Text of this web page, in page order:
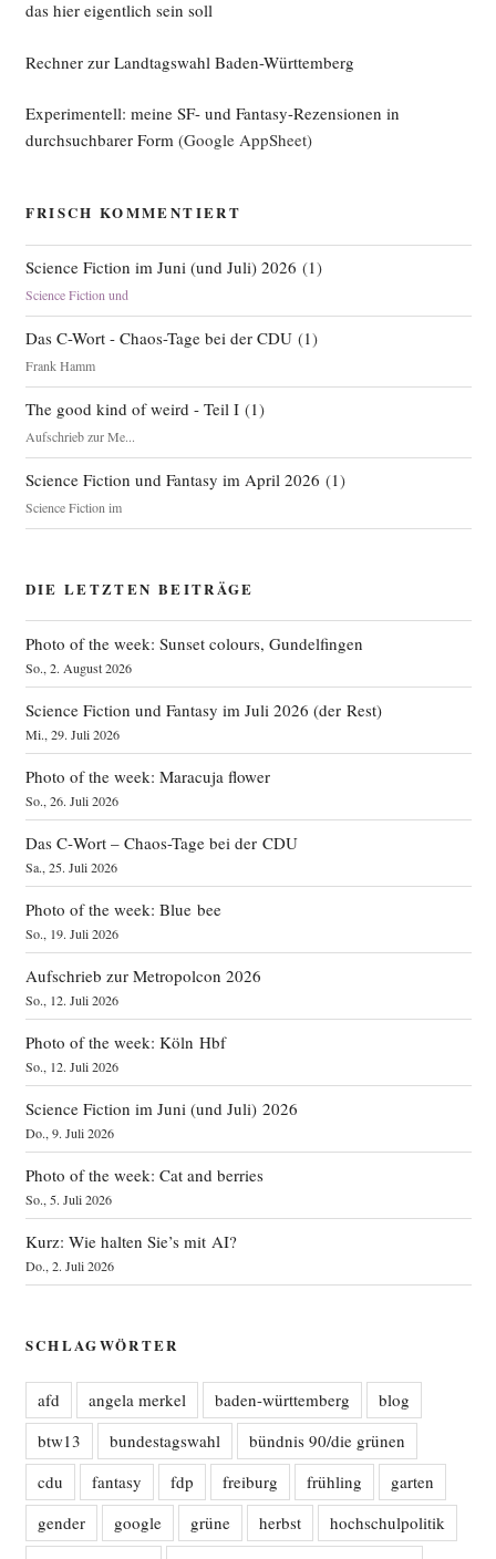
das hier eigentlich sein soll
Rechner zur Landtagswahl Baden-Württemberg
Experimentell: meine SF- und Fantasy-Rezensionen in
durchsuchbarer Form(Google AppSheet)
FRISCH KOMMENTIERT
Science Fiction im Juni (und Juli) 2026 (1)
Science Fiction und
Das C-Wort - Chaos-Tage bei der CDU(1)
Frank Hamm
The good kind of weird - Teil I(1)
Aufschrieb zur Me...
Science Fiction und Fantasy im April 2026 (1)
Science Fiction im
DIE LETZTEN BEITRÄGE
Photo of the week: Sunset colours, Gundelfingen
So., 2. August 2026
Science Fiction und Fantasy im Juli 2026 (der Rest)
Mi., 29. Juli 2026
Photo of the week: Maracuja flower
So., 26. Juli 2026
Das C‑Wort – Chaos-Tage bei der CDU
Sa., 25. Juli 2026
Photo of the week: Blue bee
So., 19. Juli 2026
Aufschrieb zur Metropolcon 2026
So., 12. Juli 2026
Photo of the week: Köln Hbf
So., 12. Juli 2026
Science Fiction im Juni (und Juli) 2026
Do., 9. Juli 2026
Photo of the week: Cat and berries
So., 5. Juli 2026
Kurz: Wie halten Sie’s mit AI?
Do., 2. Juli 2026
SCHLAGWÖRTER
afd angela merkel baden-württemberg
blog
btw13
bundestagswahl
bündnis 90/die grünen
cdu
fantasy fdp freiburg frühling
garten
gender
google grüne herbst
hochschulpolitik